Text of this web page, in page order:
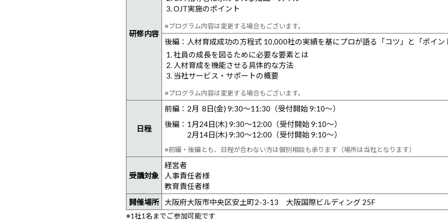
研修内容
OJT実施のポイント
※プログラム内容は変更する場合もございます。
後編：人材育成成功の方程式 10,000社の実績を基にプロが語る「コツ」と「ポイン
社員の成長を図るために必要な要素とは
人材育成を機能させる具体的な方法
当社サービス・サポートの概要
※プログラム内容は変更する場合もございます。
日程
前編： 2月 8日(金) 9:30～11:30（受付開始 9:10～）
後編： 1月24日(木) 9:30～12:00（受付開始 9:10～）
2月14日(木) 9:30～12:00（受付開始 9:10～）
※前編・後編とも、日程が合わない方は個別相談も承ります（場所は当社となります）
受講対象
経営者
人事責任者様
教育責任者様
開催場所
大阪府大阪市中央区安土町2-3-13 大阪国際ビルディング 25F
※1社1名までご参加可能です